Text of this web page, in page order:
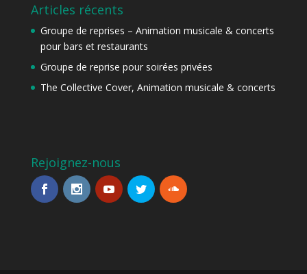
Articles récents
Groupe de reprises – Animation musicale & concerts
pour bars et restaurants
Groupe de reprise pour soirées privées
The Collective Cover, Animation musicale & concerts
Rejoignez-nous